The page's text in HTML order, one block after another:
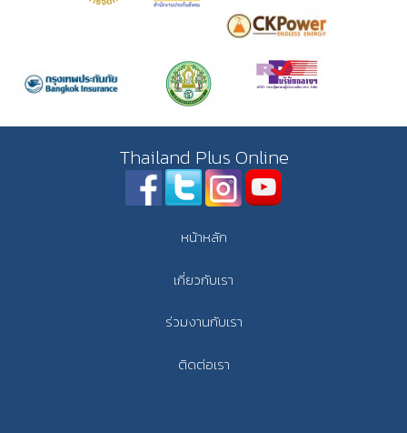
Thailand Plus Online
หน้าหลัก
เกี่ยวกับเรา
ร่วมงานกับเรา
ติดต่อเรา